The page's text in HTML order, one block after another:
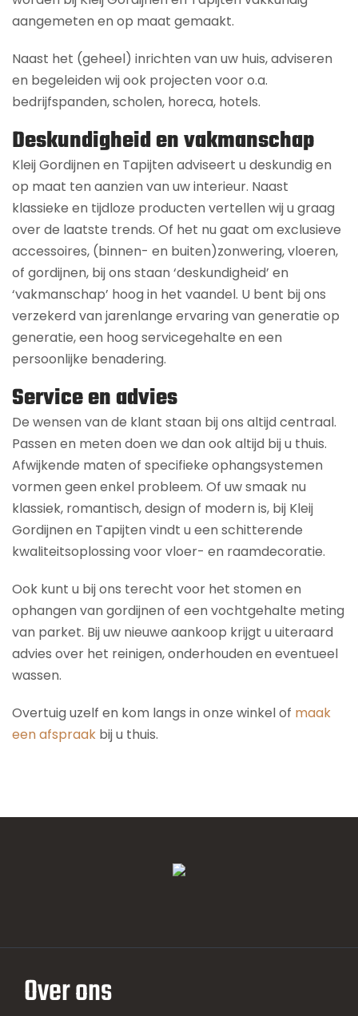
aangemeten en op maat gemaakt.
Naast het (geheel) inrichten van uw huis, adviseren
en begeleiden wij ook projecten voor o.a.
bedrijfspanden, scholen, horeca, hotels.
Deskundigheid en vakmanschap
Kleij Gordijnen en Tapijten adviseert u deskundig en
op maat ten aanzien van uw interieur. Naast
klassieke en tijdloze producten vertellen wij u graag
over de laatste trends. Of het nu gaat om exclusieve
accessoires, (binnen- en buiten)zonwering, vloeren,
of gordijnen, bij ons staan ‘deskundigheid’ en
‘vakmanschap’ hoog in het vaandel. U bent bij ons
verzekerd van jarenlange ervaring van generatie op
generatie, een hoog servicegehalte en een
persoonlijke benadering.
Service en advies
De wensen van de klant staan bij ons altijd centraal.
Passen en meten doen we dan ook altijd bij u thuis.
Afwijkende maten of specifieke ophangsystemen
vormen geen enkel probleem. Of uw smaak nu
klassiek, romantisch, design of modern is, bij Kleij
Gordijnen en Tapijten vindt u een schitterende
kwaliteitsoplossing voor vloer- en raamdecoratie.
Ook kunt u bij ons terecht voor het stomen en
ophangen van gordijnen of een vochtgehalte meting
van parket. Bij uw nieuwe aankoop krijgt u uiteraard
advies over het reinigen, onderhouden en eventueel
wassen.
Overtuig uzelf en kom langs in onze winkel of maak
een afspraak bij u thuis.
Over ons